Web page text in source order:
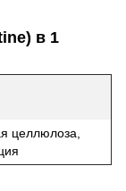
в 1
целлюлоза,